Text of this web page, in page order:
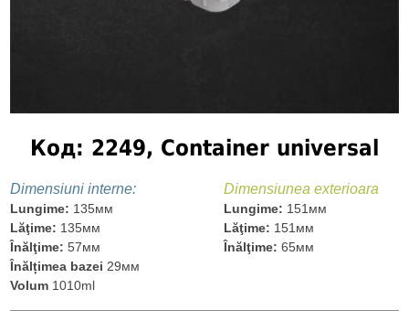
Код: 2249, Container universal
Dimensiuni interne:
Lungime: 135мм
Lăţime: 135мм
Înălţime: 57мм
Înălțimea bazei 29мм
Volum 1010ml
Dimensiunea exterioara
Lungime: 151мм
Lăţime: 151мм
Înălţime: 65мм